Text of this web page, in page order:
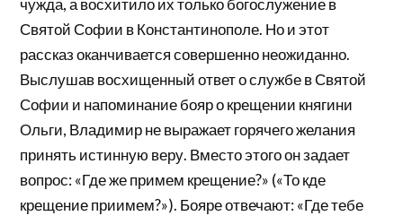
чужда, а восхитило их только богослужение в
Святой Софии в Константинополе. Но и этот
рассказ оканчивается совершенно неожиданно.
Выслушав восхищенный ответ о службе в Святой
Софии и напоминание бояр о крещении княгини
Ольги, Владимир не выражает горячего желания
принять истинную веру. Вместо этого он задает
вопрос: «Где же примем крещение?» («То кде
крещение приимем?»). Бояре отвечают: «Где тебе